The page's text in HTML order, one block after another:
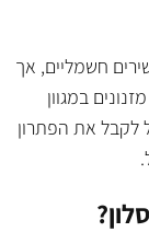
חשמליים, אך
במגוון
לקבל את הפתרון